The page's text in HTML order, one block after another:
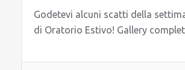
Godetevi alcuni scatti della
di Oratorio Estivo! Gallery